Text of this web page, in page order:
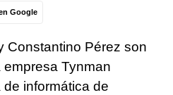
Google
Constantino Pérez son
empresa Tynman
informática de